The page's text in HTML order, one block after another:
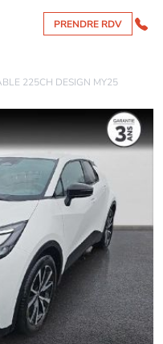
PRENDRE RDV
225CH DESIGN MY25